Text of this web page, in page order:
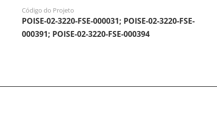
Código do Projeto
POISE-02-3220-FSE-000031; POISE-02-3220-FSE-
000391; POISE-02-3220-FSE-000394